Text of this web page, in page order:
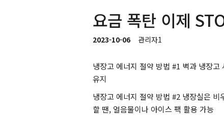
요금 폭탄 이제
2023-10-06 관리자1
냉장고 에너지 절약 방법 #1 벽과 냉장
유지
냉장고 에너지 절약 방법 #2 냉장실은
할 땐, 얼음물이나 아이스 팩 활용 가능